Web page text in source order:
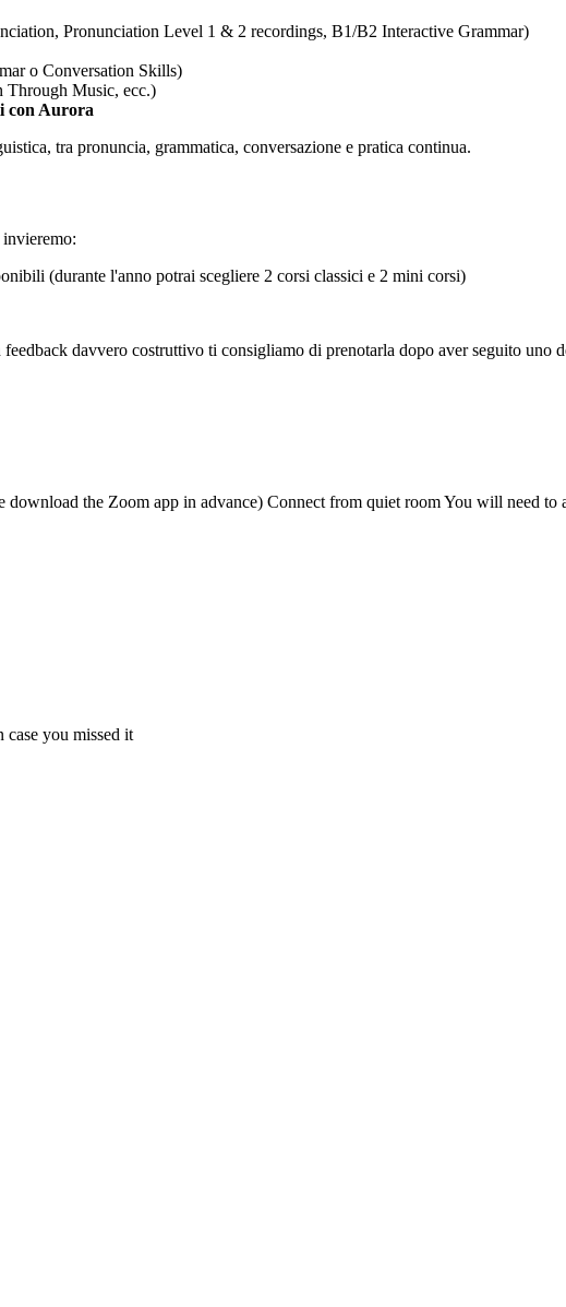
Pronunciation Level 1 & 2 recordings, B1/B2 Interactive Grammar)
o Conversation Skills)
Through Music, ecc.)
con Aurora
tra pronuncia, grammatica, conversazione e pratica continua.
(durante l'anno potrai scegliere 2 corsi classici e 2 mini corsi)
davvero costruttivo ti consigliamo di prenotarla dopo aver seguito uno
download the Zoom app in advance) Connect from quiet room You will need
you missed it